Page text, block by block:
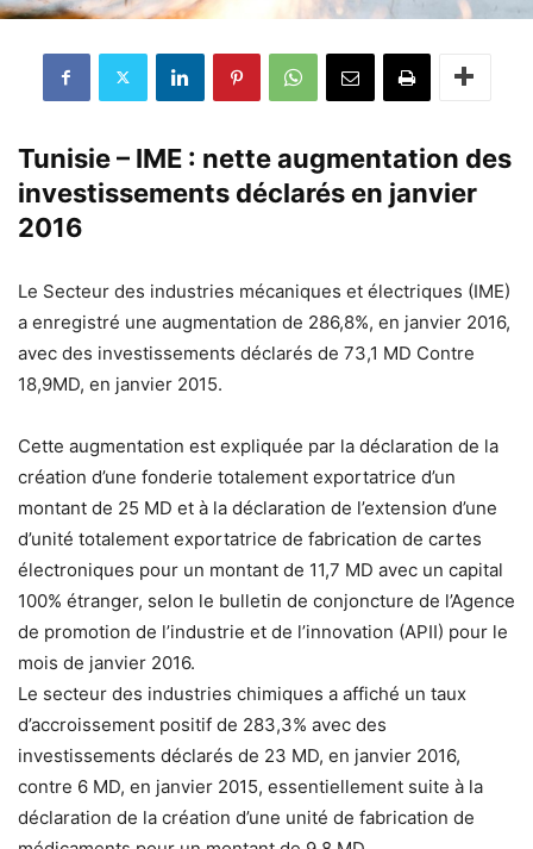
Tunisie – IME : nette augmentation des
investissements déclarés en janvier
2016
Le Secteur des industries mécaniques et électriques (IME)
a enregistré une augmentation de 286,8%, en janvier 2016,
avec des investissements déclarés de 73,1 MD Contre
18,9MD, en janvier 2015.
Cette augmentation est expliquée par la déclaration de la
création d’une fonderie totalement exportatrice d’un
montant de 25 MD et à la déclaration de l’extension d’une
d’unité totalement exportatrice de fabrication de cartes
électroniques pour un montant de 11,7 MD avec un capital
100% étranger, selon le bulletin de conjoncture de l’Agence
de promotion de l’industrie et de l’innovation (APII) pour le
mois de janvier 2016.
Le secteur des industries chimiques a affiché un taux
d’accroissement positif de 283,3% avec des
investissements déclarés de 23 MD, en janvier 2016,
contre 6 MD, en janvier 2015, essentiellement suite à la
déclaration de la création d’une unité de fabrication de